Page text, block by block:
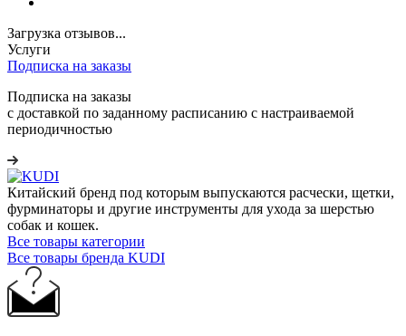
Загрузка отзывов...
Услуги
Подписка на заказы
Подписка на заказы
с доставкой по заданному расписанию с настраиваемой
периодичностью
Китайский бренд под которым выпускаются расчески, щетки,
фурминаторы и другие инструменты для ухода за шерстью
собак и кошек.
Все товары категории
Все товары бренда KUDI